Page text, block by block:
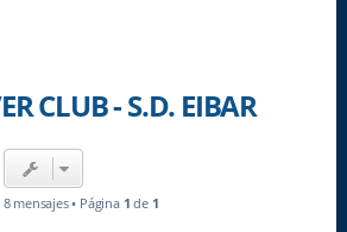
CLUB - S.D. EIBAR
8 mensajes • Página 1 de 1